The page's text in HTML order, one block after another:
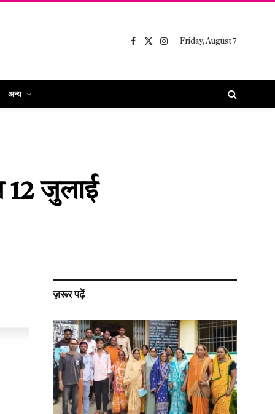
Facebook
X
Instagram
Friday, August 7
अन्य
12 जुलाई
ज़रूर पढ़ें